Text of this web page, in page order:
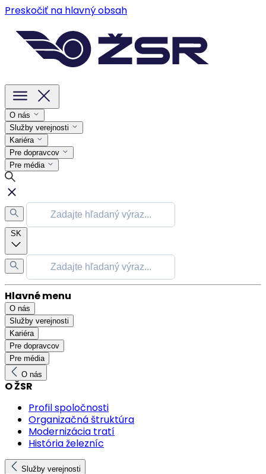
Preskočiť na hlavný obsah
O nás
Služby verejnosti
Kariéra
Pre dopravcov
Pre média
SK
Hlavné menu
O nás
Služby verejnosti
Kariéra
Pre dopravcov
Pre média
O nás
O ŽSR
Profil spoločnosti
Organizačná štruktúra
Modernizácia tratí
História železníc
Služby verejnosti